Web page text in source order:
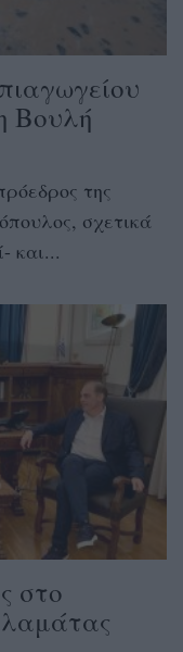
Βουλή
της
σχετικά
και...
στο